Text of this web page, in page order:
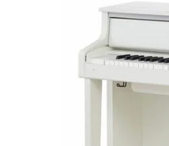
Pickup-uri, platane & accesorii
Playere si Recordere
Procesoare si efecte